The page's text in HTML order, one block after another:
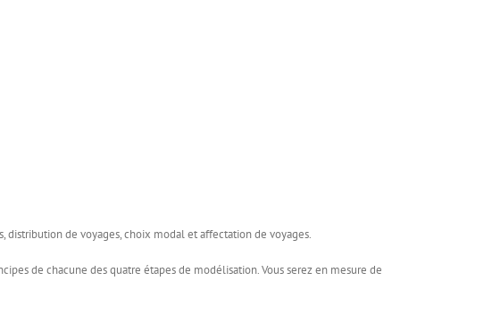
de voyages, choix modal et affectation de voyages.
de chacune des quatre étapes de modélisation. Vous serez en mesure de